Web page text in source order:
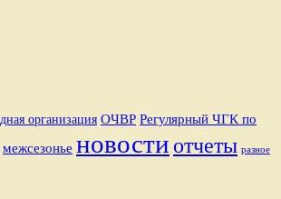
организация ОЧВР Регулярный ЧГК по
межсезонье новости отчеты разное